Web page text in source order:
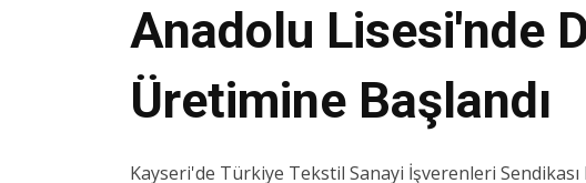
Anadolu Lisesi'nde
Üretimine Başlandı
Kayseri'de Türkiye Tekstil Sanayi İşverenleri